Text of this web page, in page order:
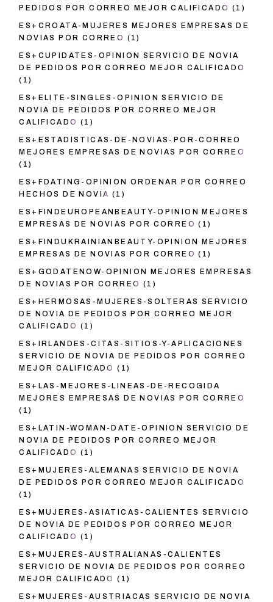
PEDIDOS POR CORREO MEJOR CALIFICADO (1)
ES+CROATA-MUJERES MEJORES EMPRESAS DE
NOVIAS POR CORREO (1)
ES+CUPIDATES-OPINION SERVICIO DE NOVIA
DE PEDIDOS POR CORREO MEJOR CALIFICADO
(1)
ES+ELITE-SINGLES-OPINION SERVICIO DE
NOVIA DE PEDIDOS POR CORREO MEJOR
CALIFICADO (1)
ES+ESTADISTICAS-DE-NOVIAS-POR-CORREO
MEJORES EMPRESAS DE NOVIAS POR CORREO
(1)
ES+FDATING-OPINION ORDENAR POR CORREO
HECHOS DE NOVIA (1)
ES+FINDEUROPEANBEAUTY-OPINION MEJORES
EMPRESAS DE NOVIAS POR CORREO (1)
ES+FINDUKRAINIANBEAUTY-OPINION MEJORES
EMPRESAS DE NOVIAS POR CORREO (1)
ES+GODATENOW-OPINION MEJORES EMPRESAS
DE NOVIAS POR CORREO (1)
ES+HERMOSAS-MUJERES-SOLTERAS SERVICIO
DE NOVIA DE PEDIDOS POR CORREO MEJOR
CALIFICADO (1)
ES+IRLANDES-CITAS-SITIOS-Y-APLICACIONES
SERVICIO DE NOVIA DE PEDIDOS POR CORREO
MEJOR CALIFICADO (1)
ES+LAS-MEJORES-LINEAS-DE-RECOGIDA
MEJORES EMPRESAS DE NOVIAS POR CORREO
(1)
ES+LATIN-WOMAN-DATE-OPINION SERVICIO DE
NOVIA DE PEDIDOS POR CORREO MEJOR
CALIFICADO (1)
ES+MUJERES-ALEMANAS SERVICIO DE NOVIA
DE PEDIDOS POR CORREO MEJOR CALIFICADO
(1)
ES+MUJERES-ASIATICAS-CALIENTES SERVICIO
DE NOVIA DE PEDIDOS POR CORREO MEJOR
CALIFICADO (1)
ES+MUJERES-AUSTRALIANAS-CALIENTES
SERVICIO DE NOVIA DE PEDIDOS POR CORREO
MEJOR CALIFICADO (1)
ES+MUJERES-AUSTRIACAS SERVICIO DE NOVIA